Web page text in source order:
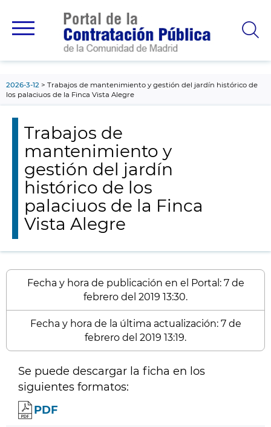
principal
2026-3-12
Trabajos de mantenimiento y gestión del jardín histórico de
los palaciuos de la Finca Vista Alegre
Trabajos de
mantenimiento y
gestión del jardín
histórico de los
palaciuos de la Finca
Vista Alegre
Fecha y hora de publicación en el Portal: 7 de
febrero del 2019 13:30.
Fecha y hora de la última actualización: 7 de
febrero del 2019 13:19.
Se puede descargar la ficha en los
siguientes formatos:
PDF